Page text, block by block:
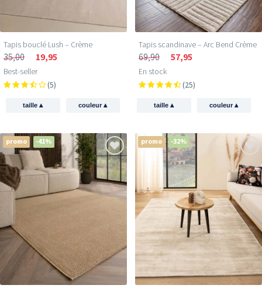
Tapis bouclé Lush – Crème
35,00 19,95
Best-seller
(5)
taille▴ couleur▴
Tapis scandinave – Arc Bend Crème
69,90 57,95
En stock
(25)
taille▴ couleur▴
promo -41% promo -32%